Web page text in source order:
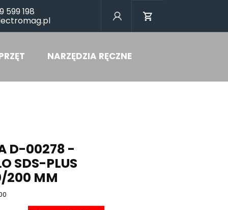
599 198
NARZĘDZIA RĘCZNE
D-00278 -
SDS-PLUS
200 MM